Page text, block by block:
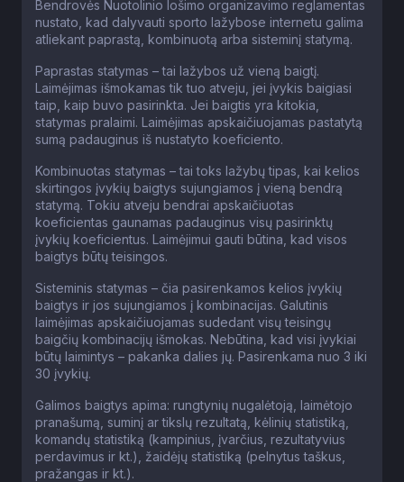
Bendrovės Nuotolinio lošimo organizavimo reglamentas
nustato, kad dalyvauti sporto lažybose internetu galima
atliekant paprastą, kombinuotą arba sisteminį statymą.
Paprastas statymas – tai lažybos už vieną baigtį.
Laimėjimas išmokamas tik tuo atveju, jei įvykis baigiasi
taip, kaip buvo pasirinkta. Jei baigtis yra kitokia,
statymas pralaimi. Laimėjimas apskaičiuojamas pastatytą
sumą padauginus iš nustatyto koeficiento.
Kombinuotas statymas – tai toks lažybų tipas, kai kelios
skirtingos įvykių baigtys sujungiamos į vieną bendrą
statymą. Tokiu atveju bendrai apskaičiuotas
koeficientas gaunamas padauginus visų pasirinktų
įvykių koeficientus. Laimėjimui gauti būtina, kad visos
baigtys būtų teisingos.
Sisteminis statymas – čia pasirenkamos kelios įvykių
baigtys ir jos sujungiamos į kombinacijas. Galutinis
laimėjimas apskaičiuojamas sudedant visų teisingų
baigčių kombinacijų išmokas. Nebūtina, kad visi įvykiai
būtų laimintys – pakanka dalies jų. Pasirenkama nuo 3 iki
30 įvykių.
Galimos baigtys apima: rungtynių nugalėtoją, laimėtojo
pranašumą, suminį ar tikslų rezultatą, kėlinių statistiką,
komandų statistiką (kampinius, įvarčius, rezultatyvius
perdavimus ir kt.), žaidėjų statistiką (pelnytus taškus,
pražangas ir kt.).